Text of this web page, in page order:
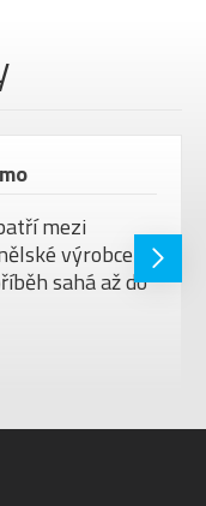
mezi
výrobce
sahá až do